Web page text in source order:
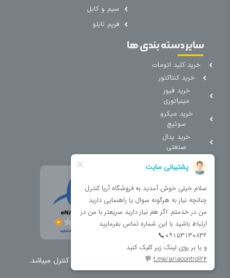
سیم و کابل
فریم تابلو
سایر دسته بندی ها
خرید کلید اتومات
خرید کنتاکتور
خرید فیوز
مینیاتوری
خرید میکرو
سوئیچ
خرید پدال
صنعتی
تمامی حقوق مطالب و سایت نزد شرکت اریا کنترل میباشد.